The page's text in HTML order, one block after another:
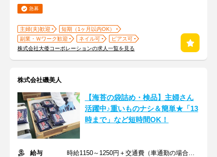
急募
主婦(夫)歓迎
短期（1ヶ月以内OK）
副業・Ｗワーク歓迎
ネイル可
ピアス可
株式会社大倭コーポレーションの求人一覧を見る
株式会社磯美人
【海苔の袋詰め・検品】主婦さん
活躍中♪重いものナシ＆簡単★「13
時まで」など短時間OK！
給与
時給1150～1250円＋交通費（車通勤の場合も支給あり）